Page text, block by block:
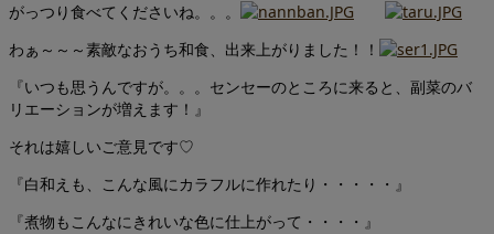
がっつり食べてくださいね。。。
わぁ～～～素敵なおうち和食、出来上がりました！！
『いつも思うんですが。。。センセーのところに来ると、副菜のバ
リエーションが増えます！』
それは嬉しいご意見です♡
『白和えも、こんな風にカラフルに作れたり・・・・・』
『煮物もこんなにきれいな色に仕上がって・・・・』